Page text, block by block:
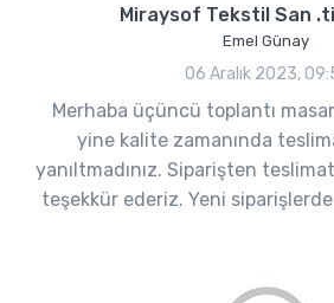
Miraysof Tekstil San
Emel Günay
06 Aralık 2023,
Merhaba üçüncü toplantı
yine kalite zamanında
yanıltmadınız. Siparişten
teşekkür ederiz. Yeni